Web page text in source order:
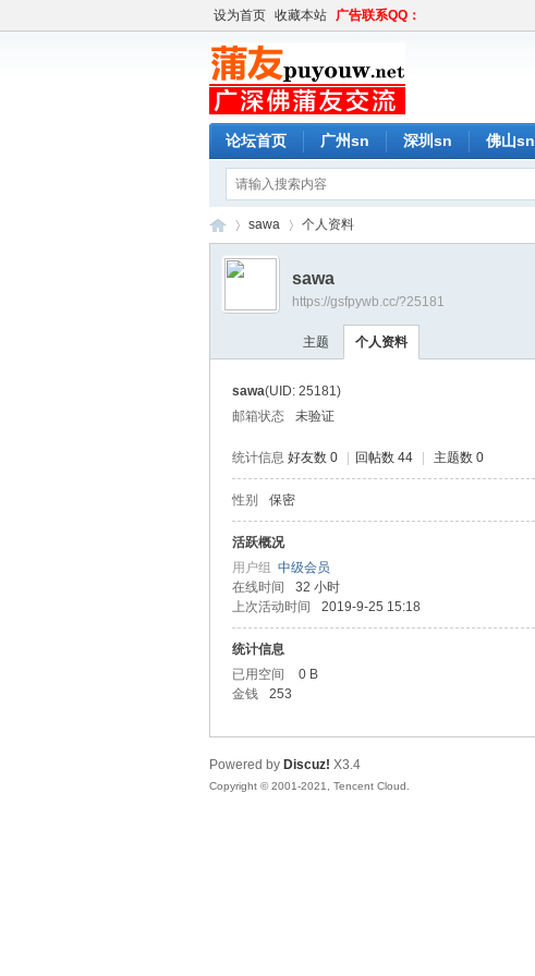
设为首页 收藏本站 广告联系QQ：
论坛首页 广州sn 深圳sn 佛山sn
›
sawa 个人资料
sawa
https://gsfpywb.cc/?25181
主题 个人资料
sawa(UID: 25181)
邮箱状态
未验证
统计信息 好友数 0 回帖数 44 主题数 0
性别 保密
活跃概况
用户组 中级会员
在线时间
32 小时
上次活动时间
2019-9-25 15:18
统计信息
已用空间
0 B
金钱
253
Powered by Discuz! X3.4
Copyright © 2001-2021, Tencent Cloud.